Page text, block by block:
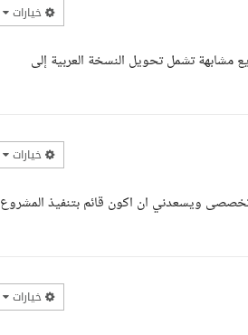
خيارات
مشابهة تشمل تحويل النسخة العربية إلى
خيارات
ويسعدني ان اكون قائم بتنفيذ المشروع
خيارات